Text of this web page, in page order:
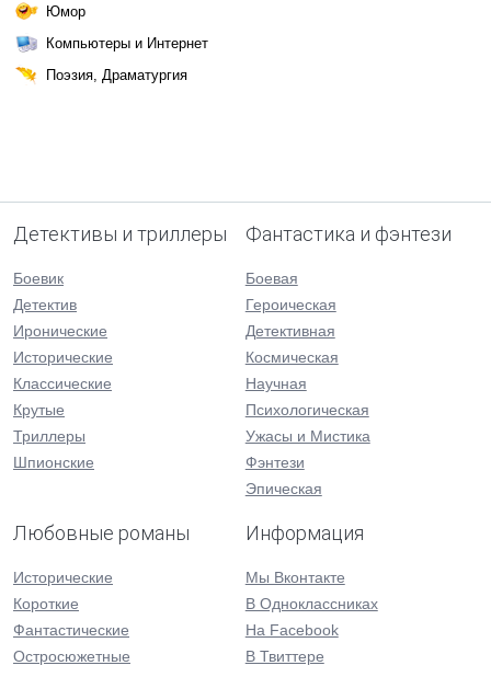
Юмор
Компьютеры и Интернет
Поэзия, Драматургия
Детективы и триллеры
Боевик
Детектив
Иронические
Исторические
Классические
Крутые
Триллеры
Шпионские
Фантастика и фэнтези
Боевая
Героическая
Детективная
Космическая
Научная
Психологическая
Ужасы и Мистика
Фэнтези
Эпическая
Любовные романы
Исторические
Короткие
Фантастические
Остросюжетные
Информация
Мы Вконтакте
В Одноклассниках
На Facebook
В Твиттере